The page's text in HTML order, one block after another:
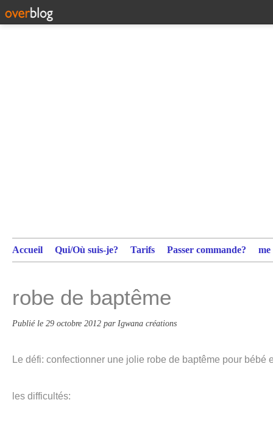
Accueil Qui/Où suis-je? Tarifs Passer commande?
robe de baptême
Publié le 29 octobre 2012 par Igwana créations
Le défi: confectionner une jolie robe de baptême pour bébé
les difficultés: